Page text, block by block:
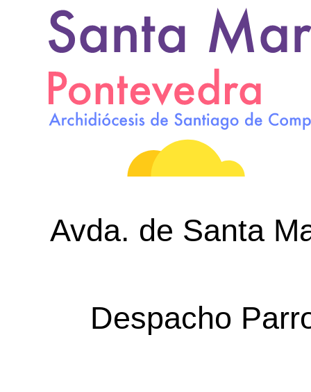
Avda. de Santa
Despacho